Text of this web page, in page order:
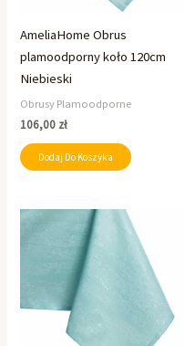
AmeliaHome Obrus
plamoodporny koło 120cm
Niebieski
Obrusy Plamoodporne
106,00 zł
Dodaj Do Koszyka